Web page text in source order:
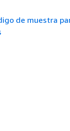
de muestra